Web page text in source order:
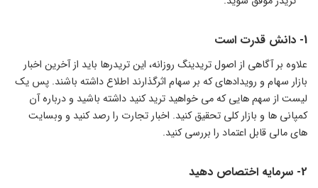
1- دانش قدرت است
علاوه بر آگاهی از اصول تریدینگ روزانه، این تریدرها باید از آخرین اخبار
بازار سهام و رویدادهای که بر سهام اثرگذارند اطلاع داشته باشند. پس یک
لیست از سهم هایی که می خواهید ترید کنید داشته باشید و درباره آن
کمپانی ها و بازار کلی تحقیق کنید. اخبار تجارت را رصد کنید و وبسایت
های مالی قابل اعتماد را بررسی کنید.
2- سرمایه اختصاص دهید